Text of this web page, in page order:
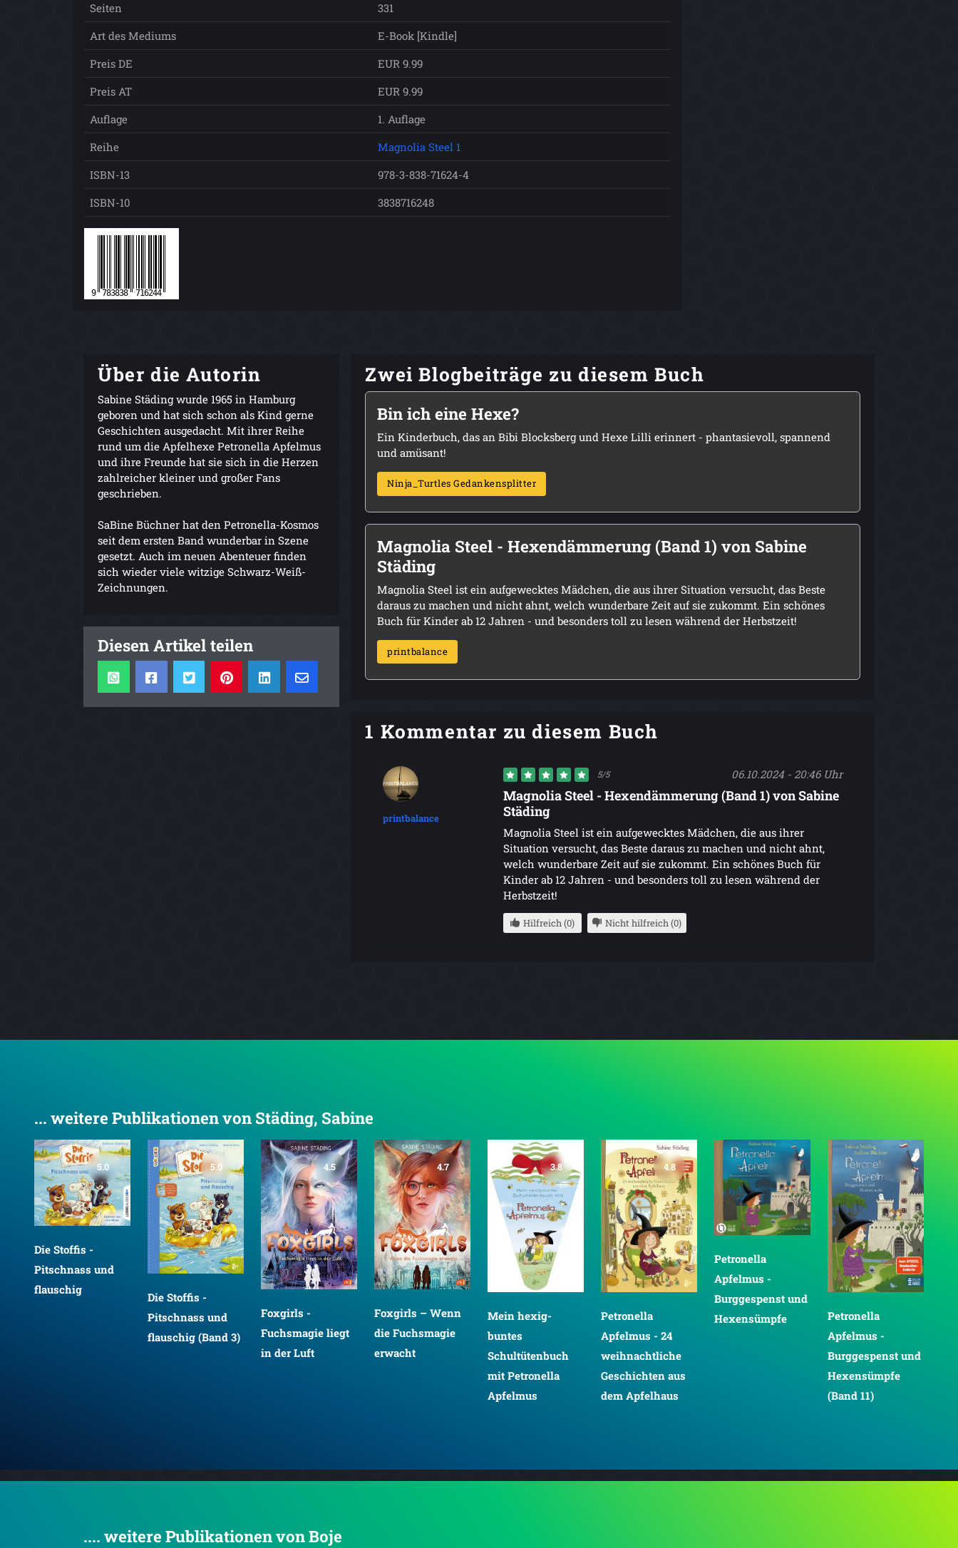
Seiten
331
Art des Mediums
E-Book [Kindle]
Preis DE
EUR 9.99
Preis AT
EUR 9.99
Auflage
1. Auflage
Reihe
Magnolia Steel 1
ISBN-13
978-3-838-71624-4
ISBN-10
3838716248
Über die Autorin
Sabine Städing wurde 1965 in Hamburg
geboren und hat sich schon als Kind gerne
Geschichten ausgedacht. Mit ihrer Reihe
rund um die Apfelhexe Petronella Apfelmus
und ihre Freunde hat sie sich in die Herzen
zahlreicher kleiner und großer Fans
geschrieben.
SaBine Büchner hat den Petronella-Kosmos
seit dem ersten Band wunderbar in Szene
gesetzt. Auch im neuen Abenteuer finden
sich wieder viele witzige Schwarz-Weiß-
Zeichnungen.
Diesen Artikel teilen
Zwei Blogbeiträge zu diesem Buch
Bin ich eine Hexe?
Ein Kinderbuch, das an Bibi Blocksberg und Hexe Lilli erinnert - phantasievoll, spannend
und amüsant!
Ninja_Turtles Gedankensplitter
Magnolia Steel - Hexendämmerung (Band 1) von Sabine
Städing
Magnolia Steel ist ein aufgewecktes Mädchen, die aus ihrer Situation versucht, das Beste
daraus zu machen und nicht ahnt, welch wunderbare Zeit auf sie zukommt. Ein schönes
Buch für Kinder ab 12 Jahren - und besonders toll zu lesen während der Herbstzeit!
printbalance
1 Kommentar zu diesem Buch
printbalance
5/5 06.10.2024 - 20:46 Uhr
Magnolia Steel - Hexendämmerung (Band 1) von Sabine
Städing
Magnolia Steel ist ein aufgewecktes Mädchen, die aus ihrer
Situation versucht, das Beste daraus zu machen und nicht ahnt,
welch wunderbare Zeit auf sie zukommt. Ein schönes Buch für
Kinder ab 12 Jahren - und besonders toll zu lesen während der
Herbstzeit!
Hilfreich (0) Nicht hilfreich (0)
... weitere Publikationen von Städing, Sabine
5.0
Die Stoffis -
Pitschnass und
flauschig
5.0
Die Stoffis -
Pitschnass und
flauschig (Band 3)
4.5
Foxgirls -
Fuchsmagie liegt
in der Luft
4.7
Foxgirls – Wenn
die Fuchsmagie
erwacht
3.8
Mein hexig-
buntes
Schultütenbuch
mit Petronella
Apfelmus
4.8
Petronella
Apfelmus - 24
weihnachtliche
Geschichten aus
dem Apfelhaus
Petronella
Apfelmus -
Burggespenst und
Hexensümpfe
Petronella
Apfelmus -
Burggespenst und
Hexensümpfe
(Band 11)
.... weitere Publikationen von Boje